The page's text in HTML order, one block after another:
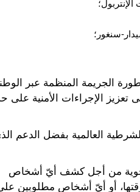
سنغور؛
الجريمة المنظمة عبر
الإجراءات الأمنية على
العالمية بفضل الدعم
الجوية من أجل كشف أيّ أشخاص
أو أيّ أشخاص مطلوبين